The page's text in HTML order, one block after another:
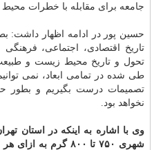
جامعه برای مقابله با خطرات محیط
حسین پور در ادامه اظهار داشت:
تاریخ اقتصادی، اجتماعی،
تحول و تاریخ محیط زیست و
طی شده در تمامی ابعاد، نمی
تصمیمات درست بگیریم و بطور
نخواهد بود.
وی با اشاره به اینکه در استان